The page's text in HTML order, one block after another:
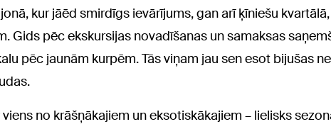
kur jāēd smirdīgs ievārījums, gan arī ķīniešu
Gids pēc ekskursijas novadīšanas un samaksas
pēc jaunām kurpēm. Tās viņam jau sen esot bijušas
no krāšņākajiem un eksotiskākajiem – lielisks